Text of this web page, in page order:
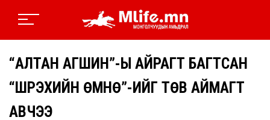
“АЛТАН АГШИН”-Ы АЙРАГТ БАГТСАН
“ШҮҮРЭХИЙН ӨМНӨ”-ИЙГ ТӨВ АЙМАГТ
АВЧЭЭ